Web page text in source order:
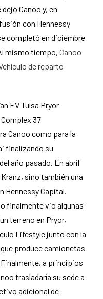
Canoo y, en
con Hennessy
completó en diciembre
mismo tiempo, Canoo
de reparto
Canoo como para la
finalizando su
año pasado. En abril
sino también una
Hennessy Capital.
finalmente vio algunas
terreno en Pryor,
Lifestyle junto con la
produce camionetas
a principios
trasladaría su sede a
adicional de